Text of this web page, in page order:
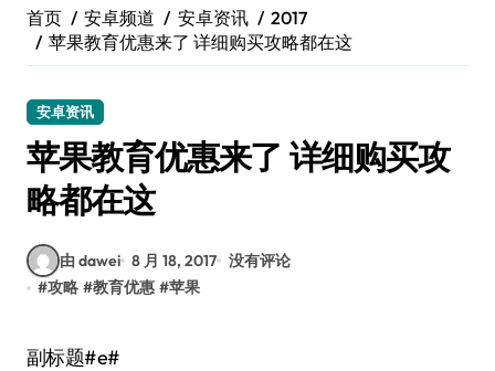
首页 安卓频道 安卓资讯
2017
苹果教育优惠来了 详细购买攻略都在这
安卓资讯
苹果教育优惠来了 详细购买攻
略都在这
由 dawei 8 月 18, 2017 没有评论
#攻略 #教育优惠 #苹果
副标题#e#